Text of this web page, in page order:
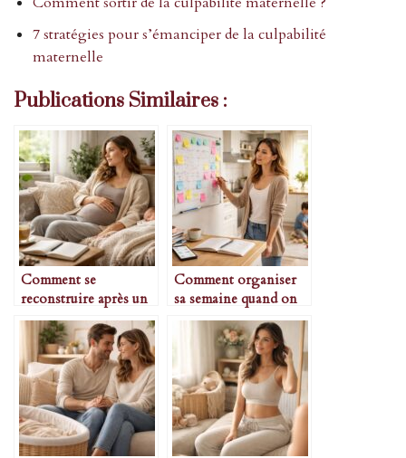
7 stratégies pour s’émanciper de la culpabilité
maternelle
Publications Similaires :
Comment se
reconstruire après un
accouchement difficile
Comment organiser
sa semaine quand on
est maman solo
débordée